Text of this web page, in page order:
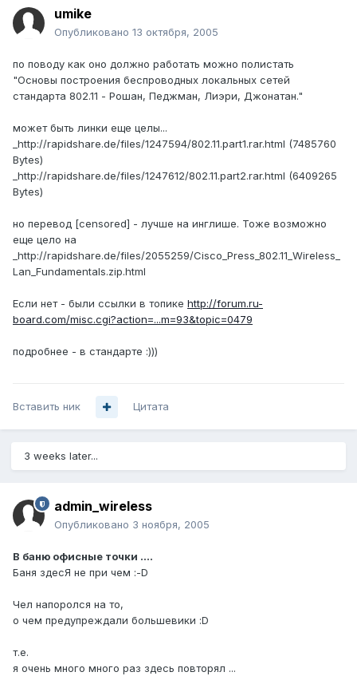
umike
Опубликовано 13 октября, 2005
по поводу как оно должно работать можно полистать
"Основы построения беспроводных локальных сетей
стандарта 802.11 - Рошан, Педжман, Лиэри, Джонатан."
может быть линки еще целы...
_http://rapidshare.de/files/1247594/802.11.part1.rar.html (7485760
Bytes)
_http://rapidshare.de/files/1247612/802.11.part2.rar.html (6409265
Bytes)
но перевод [censored] - лучше на инглише. Тоже возможно
еще цело на
_http://rapidshare.de/files/2055259/Cisco_Press_802.11_Wireless_
Lan_Fundamentals.zip.html
Если нет - были ссылки в топике http://forum.ru-
board.com/misc.cgi?action=...m=93&topic=0479
подробнее - в стандарте :)))
Вставить ник Цитата
3 weeks later...
admin_wireless
Опубликовано 3 ноября, 2005
В баню офисные точки ....
Баня здесЯ не при чем :-D
Чел напоролся на то,
о чем предупреждали большевики :D
т.е.
я очень много много раз здесь повторял ...